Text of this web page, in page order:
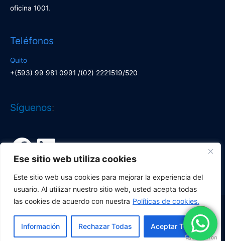
Ese sitio web utiliza cookies
Este sitio web usa cookies para mejorar la experiencia del
usuario. Al utilizar nuestro sitio web, usted acepta todas
las cookies de acuerdo con nuestra Políticas de cookies.
Información Rechazar Todas Aceptar Todas
oficina 1001.
Teléfonos
Quito
+(593) 99 981 0991 /(02) 2221519/520
Síguenos:
Facebook
LinkedIn
Copyright © 2026Corporación Lí­deres| Desarrollado por
Corporación Líderes